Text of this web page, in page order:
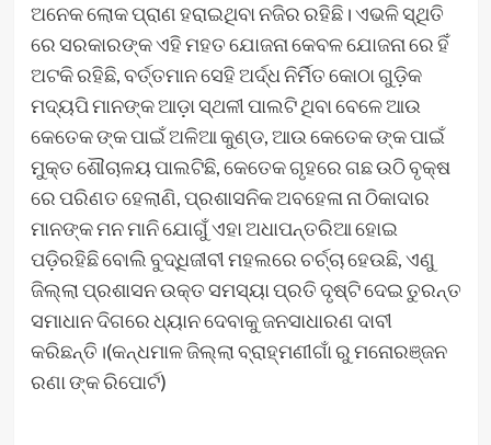
ଅନେକ ଲୋକ ପ୍ରାଣ ହରାଇଥିବା ନଜିର ରହିଛି। ଏଭଳି ସ୍ଥିତି
ରେ ସରକାରଙ୍କ ଏହି ମହତ ଯୋଜନା କେବଳ ଯୋଜନା ରେ ହିଁ
ଅଟକି ରହିଛି, ବର୍ତ୍ତମାନ ସେହି ଅର୍ଦ୍ଧ ନିର୍ମିତ କୋଠା ଗୁଡ଼ିକ
ମଦ୍ୟପି ମାନଙ୍କ ଆଡ଼ା ସ୍ଥଳୀ ପାଲଟି ଥିବା ବେଳେ ଆଉ
କେତେକ ଙ୍କ ପାଇଁ ଅଳିଆ କୁଣ୍ଡ, ଆଉ କେତେକ ଙ୍କ ପାଇଁ
ମୁକ୍ତ ଶୌଚାଳୟ ପାଲଟିଛି, କେତେକ ଗୃହରେ ଗଛ ଉଠି ବୃକ୍ଷ
ରେ ପରିଣତ ହେଲାଣି, ପ୍ରଶାସନିକ ଅବହେଳା ନା ଠିକାଦାର
ମାନଙ୍କ ମନ ମାନି ଯୋଗୁଁ ଏହା ଅଧାପନ୍ତରିଆ ହୋଇ
ପଡ଼ିରହିଛି ବୋଲି ବୁଦ୍ଧିଜୀବୀ ମହଲରେ ଚର୍ଚ୍ଚା ହେଉଛି, ଏଣୁ
ଜିଲ୍ଲା ପ୍ରଶାସନ ଉକ୍ତ ସମସ୍ୟା ପ୍ରତି ଦୃଷ୍ଟି ଦେଇ ତୁରନ୍ତ
ସମାଧାନ ଦିଗରେ ଧ୍ୟାନ ଦେବାକୁ ଜନସାଧାରଣ ଦାବୀ
କରିଛନ୍ତି।(କନ୍ଧମାଳ ଜିଲ୍ଲା ବ୍ରାହ୍ମଣୀଗାଁ ରୁ ମନୋରଞ୍ଜନ
ରଣା ଙ୍କ ରିପୋର୍ଟ)